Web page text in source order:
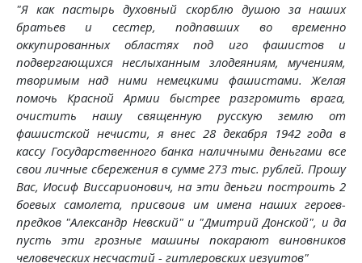
"Я как пастырь духовный скорблю душою за наших
братьев и сестер, подпавших во временно
оккупированных областях под иго фашистов и
подвергающихся неслыханным злодеяниям, мучениям,
творимым над ними немецкими фашистами. Желая
помочь Красной Армии быстрее разгромить врага,
очистить нашу священную русскую землю от
фашистской нечисти, я внес 28 декабря 1942 года в
кассу Государственного банка наличными деньгами все
свои личные сбережения в сумме 273 тыс. рублей. Прошу
Вас, Иосиф Виссарионович, на эти деньги построить 2
боевых самолета, присвоив им имена наших героев-
предков "Александр Невский" и "Дмитрий Донской", и да
пусть эти грозные машины покарают виновников
человеческих несчастий - гитлеровских иезуитов"